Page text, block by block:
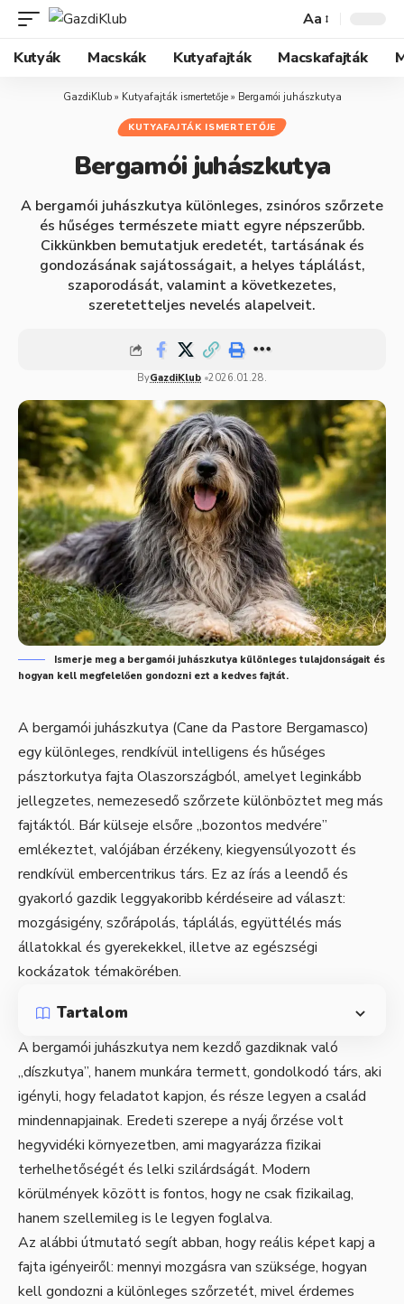
Aa
Kutyák
Macskák Kutyafajták Macskafajták
GazdiKlub» Kutyafajták ismertetője» Bergamói juhászkutya
KUTYAFAJTÁK ISMERTETŐJE
Bergamói juhászkutya
A bergamói juhászkutya különleges, zsinóros szőrzete
és hűséges természete miatt egyre népszerűbb.
Cikkünkben bemutatjuk eredetét, tartásának és
gondozásának sajátosságait, a helyes táplálást,
szaporodását, valamint a következetes,
szeretetteljes nevelés alapelveit.
ByGazdiKlub 2026.01.28.
Ismerje meg a bergamói juhászkutya különleges tulajdonságait és
hogyan kell megfelelően gondozni ezt a kedves fajtát.
A bergamói juhászkutya (Cane da Pastore Bergamasco)
egy különleges, rendkívül intelligens és hűséges
pásztorkutya fajta Olaszországból, amelyet leginkább
jellegzetes, nemezesedő szőrzete különböztet meg más
fajtáktól. Bár külseje elsőre „bozontos medvére”
emlékeztet, valójában érzékeny, kiegyensúlyozott és
rendkívül embercentrikus társ. Ez az írás a leendő és
gyakorló gazdik leggyakoribb kérdéseire ad választ:
mozgásigény, szőrápolás, táplálás, együttélés más
állatokkal és gyerekekkel, illetve az egészségi
kockázatok témakörében.
Tartalom
A bergamói juhászkutya nem kezdő gazdiknak való
„díszkutya”, hanem munkára termett, gondolkodó társ, aki
igényli, hogy feladatot kapjon, és része legyen a család
mindennapjainak. Eredeti szerepe a nyáj őrzése volt
hegyvidéki környezetben, ami magyarázza fizikai
terhelhetőségét és lelki szilárdságát. Modern
körülmények között is fontos, hogy ne csak fizikailag,
hanem szellemileg is le legyen foglalva.
Az alábbi útmutató segít abban, hogy reális képet kapj a
fajta igényeiről: mennyi mozgásra van szüksége, hogyan
kell gondozni a különleges szőrzetét, mivel érdemes